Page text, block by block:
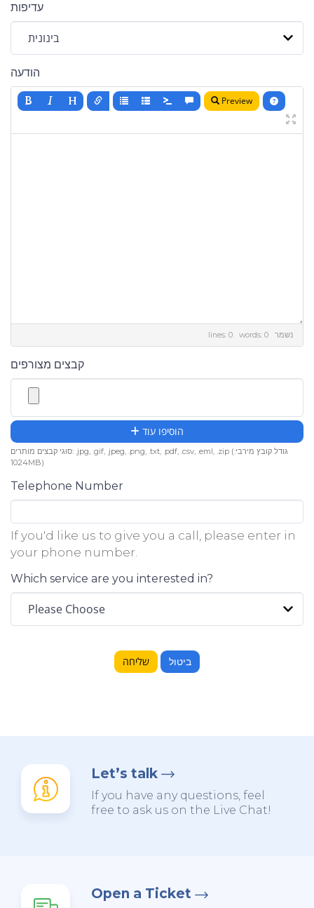
עדיפות
הודעה
Preview
lines: 0 words: 0 נשמר
קבצים מצורפים
הוסיפו עוד
סוגי קבצים מותרים: .jpg, .gif, .jpeg, .png, .txt, .pdf, .csv, .eml, .zip (גודל קובץ מירבי:
1024MB)
Telephone Number
If you'd like us to give you a call, please enter in
your phone number.
Which service are you interested in?
ביטול
Let’s talk
If you have any questions, feel
free to ask us on the Live Chat!
Open a Ticket